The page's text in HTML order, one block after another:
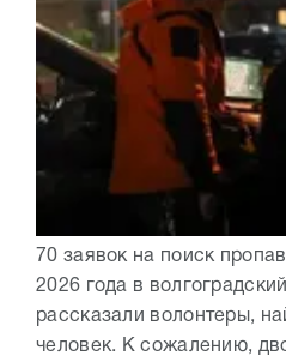
70 заявок на поиск
2026 года в
рассказали волонтеры,
человек. К сожалению,